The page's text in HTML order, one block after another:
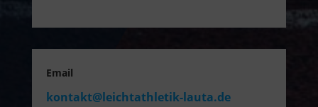
Email
kontakt@leichtathletik-lauta.de